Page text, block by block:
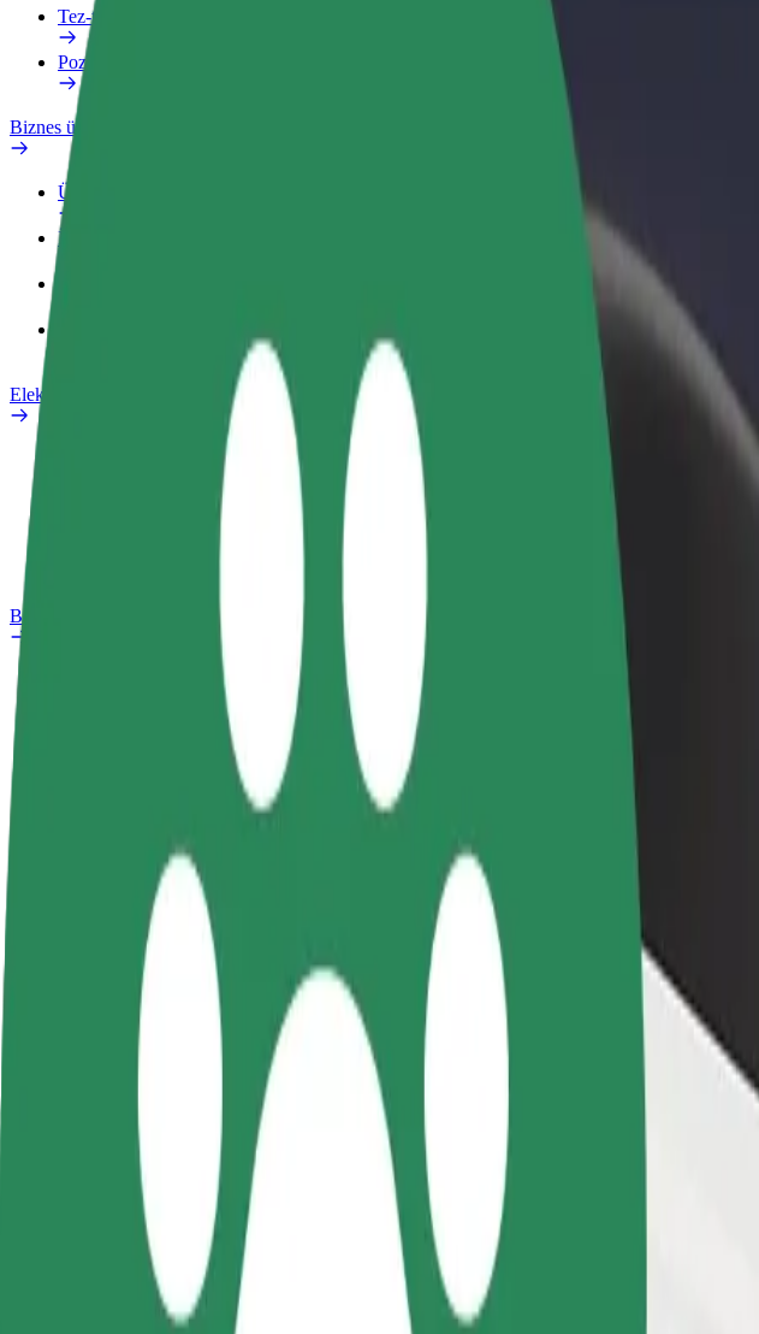
Tez-tez verilən suallar
Pozuntu haqqında məlumat verin
Biznes üçün Bolt
Üstünlüklər
İş profili
Elektrikli velosipedlər
Təhlükəsizlik Laboratoriyası
Bolt Plus
Öz şərtlərinizə uyğun
olaraq qazanın
Yemək çatdırın və həftəlik
Restoran və ya mağaza əlavə
edin
Daha çox müştəri cəlb edin və
satışları artırın
Astri keskus – Narva border checkpoint istiqamətində necə səfər etmək olar?
Astri keskus nöqtəsindən Narva border checkpoint nöqtəsinə çatmağın ən yaxşı yolunu
Astri keskus
Narva border checkpoint
Rahatlıq və komfort bir neçə toxunuşla əlinizdə!
Gündəlik, orta ölçülü avtomobillərdə etibarlı gedişlər.